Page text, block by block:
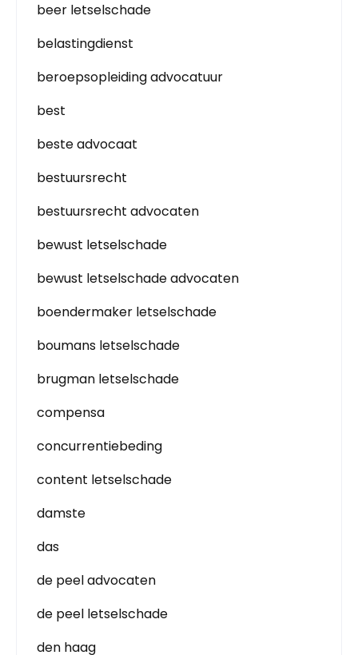
beer letselschade
belastingdienst
beroepsopleiding advocatuur
best
beste advocaat
bestuursrecht
bestuursrecht advocaten
bewust letselschade
bewust letselschade advocaten
boendermaker letselschade
boumans letselschade
brugman letselschade
compensa
concurrentiebeding
content letselschade
damste
das
de peel advocaten
de peel letselschade
den haag